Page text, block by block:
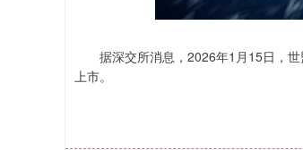
据深交所消息，2026年1月15日，世
上市。